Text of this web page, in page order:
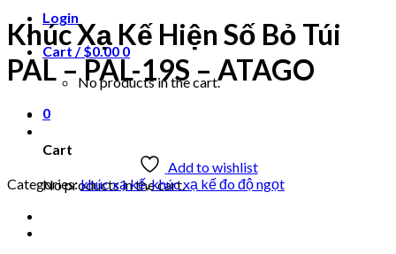
Login
Cart /$0.00 0
No products in the cart.
0
Cart
No products in the cart.
Khúc Xạ Kế Hiện Số Bỏ Túi
PAL – PAL-19S – ATAGO
Add to wishlist
Categories:khúc xạ kế,khúc xạ kế đo độ ngọt